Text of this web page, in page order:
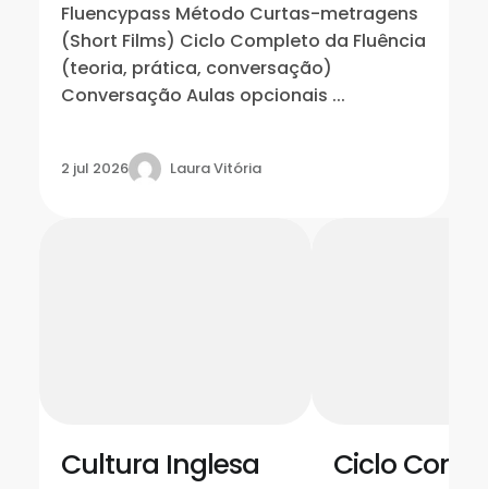
Fluencypass Método Curtas-metragens
(Short Films) Ciclo Completo da Fluência
(teoria, prática, conversação)
Conversação Aulas opcionais ...
2 jul 2026 Laura Vitória
Cultura Inglesa
Ciclo